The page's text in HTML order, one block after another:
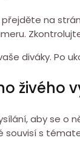
na
diváky. Po
živého
aby se o
souvisí s